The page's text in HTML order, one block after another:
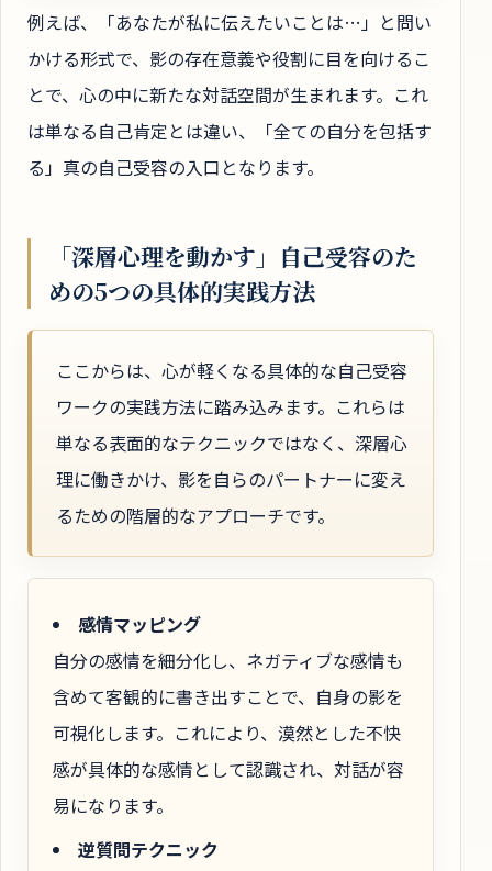
例えば、「あなたが私に伝えたいことは…」と問い
かける形式で、影の存在意義や役割に目を向けるこ
とで、心の中に新たな対話空間が生まれます。これ
は単なる自己肯定とは違い、「全ての自分を包括す
る」真の自己受容の入口となります。
「深層心理を動かす」自己受容のた
めの5つの具体的実践方法
ここからは、心が軽くなる具体的な自己受容
ワークの実践方法に踏み込みます。これらは
単なる表面的なテクニックではなく、深層心
理に働きかけ、影を自らのパートナーに変え
るための階層的なアプローチです。
感情マッピング
自分の感情を細分化し、ネガティブな感情も
含めて客観的に書き出すことで、自身の影を
可視化します。これにより、漠然とした不快
感が具体的な感情として認識され、対話が容
易になります。
逆質問テクニック